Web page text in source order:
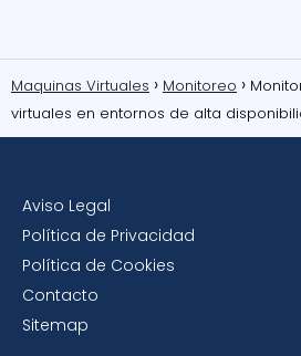
Maquinas Virtuales Monitoreo
virtuales en entornos de alta
Aviso Legal
Política de Privacidad
Política de Cookies
Contacto
Sitemap